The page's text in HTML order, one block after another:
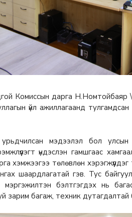
Комиссын дарга Н.Номтойбаяр
үйл ажиллагаанд
мэдээлэл бол улсын
үндэслэн гамшгаас
хэмжээгээ төлөвлөн
шаардлагатай гэв. Тус
бэлтгэгдэх нь
зарим багаж, техник дутагдалтай